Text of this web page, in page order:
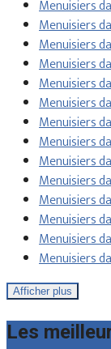
Menuisiers
Menuisiers
Menuisiers
Menuisiers
Menuisiers
Menuisiers
Menuisiers
Menuisiers
Menuisiers
Menuisiers
Menuisiers
Menuisiers
Menuisiers
Menuisiers
Afficher plus
Les